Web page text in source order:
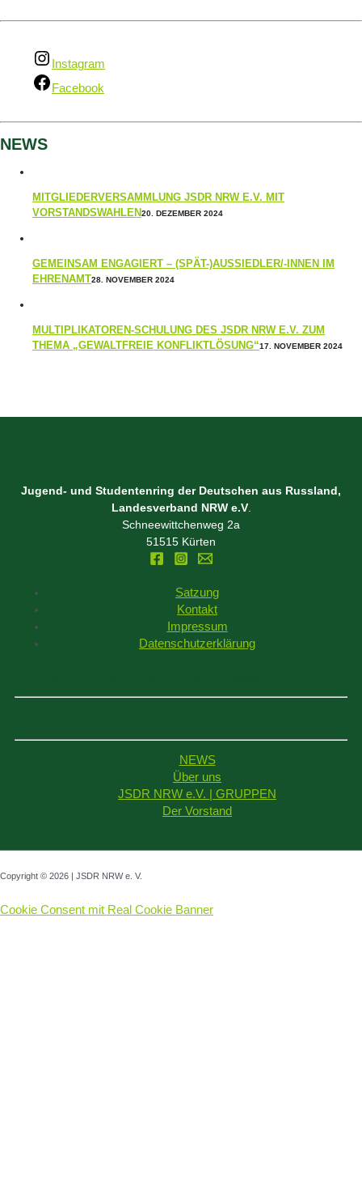
Instagram
Facebook
NEWS
MITGLIEDERVERSAMMLUNG JSDR NRW E.V. MIT
VORSTANDSWAHLEN20. DEZEMBER 2024
GEMEINSAM ENGAGIERT – (SPÄT-)AUSSIEDLER/-INNEN IM
EHRENAMT28. NOVEMBER 2024
MULTIPLIKATOREN-SCHULUNG DES JSDR NRW E.V. ZUM
THEMA „GEWALTFREIE KONFLIKTLÖSUNG“17. NOVEMBER 2024
Jugend- und Studentenring der Deutschen aus Russland,
Landesverband NRW e.V.
Schneewittchenweg 2a
51515 Kürten
Satzung
Kontakt
Impressum
Datenschutzerklärung
NEWS
Über uns
JSDR NRW e.V. | GRUPPEN
Der Vorstand
Copyright © 2026 | JSDR NRW e. V.
Cookie Consent mit Real Cookie Banner